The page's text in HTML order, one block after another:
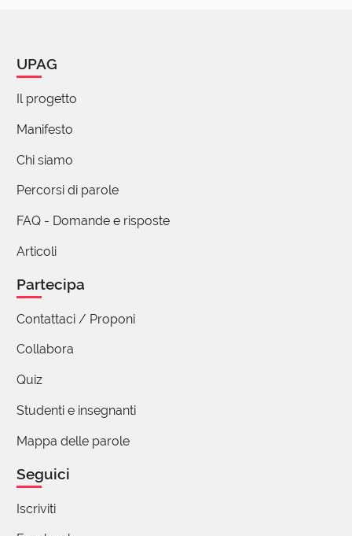
In effetti potrebbe sembrare piu' verosimile che
cucciolo derivi da cuccia e non il viceversa: il
giaciglio del cane. Forse a sua volta nome
al cane si intima di stare "a cuccia" anche
lontano dal luogo fisico, ma quasi tutti i cani
quieto, senza esibire aggressivita', inerme - che
pure e' implicito nel cucciolo. Riferito ad un
uomo, accucciato sottolinea l'essere raccolto,
piu' che disteso, come nascosto e tutt'altro che
conosco la pagina francese omologa a UPAG
per le verifiche del caso :-D
UPAG
Il progetto
Manifesto
Chi siamo
Percorsi di parole
FAQ - Domande e risposte
Articoli
Partecipa
Contattaci / Proponi
Collabora
Quiz
Studenti e insegnanti
Mappa delle parole
Seguici
Iscriviti